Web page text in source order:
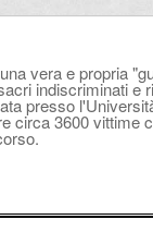
vera e propria
indiscriminati e
presso
circa 3600 vittime